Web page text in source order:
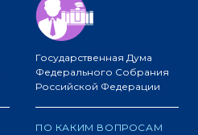
Государственная Дума
Федерального Собрания
Российской Федерации
ПО КАКИМ ВОПРОСАМ